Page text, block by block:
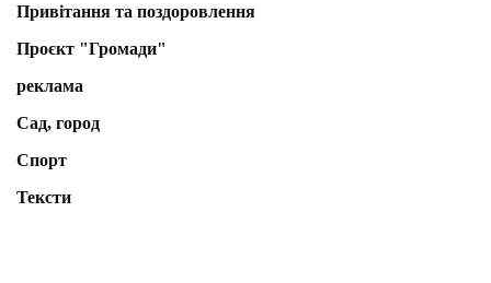
Привітання та поздоровлення
Проєкт "Громади"
реклама
Сад, город
Спорт
Тексти